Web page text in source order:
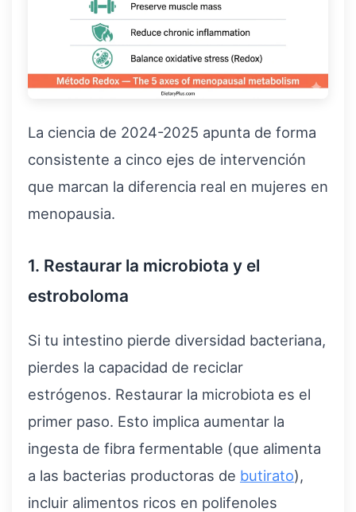
La ciencia de 2024-2025 apunta de forma
consistente a cinco ejes de intervención
que marcan la diferencia real en mujeres en
menopausia.
1. Restaurar la microbiota y el
estroboloma
Si tu intestino pierde diversidad bacteriana,
pierdes la capacidad de reciclar
estrógenos. Restaurar la microbiota es el
primer paso. Esto implica aumentar la
ingesta de fibra fermentable (que alimenta
a las bacterias productoras de butirato),
incluir alimentos ricos en polifenoles